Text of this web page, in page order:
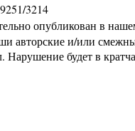
3214
опубликован в
авторские и/или
будет в